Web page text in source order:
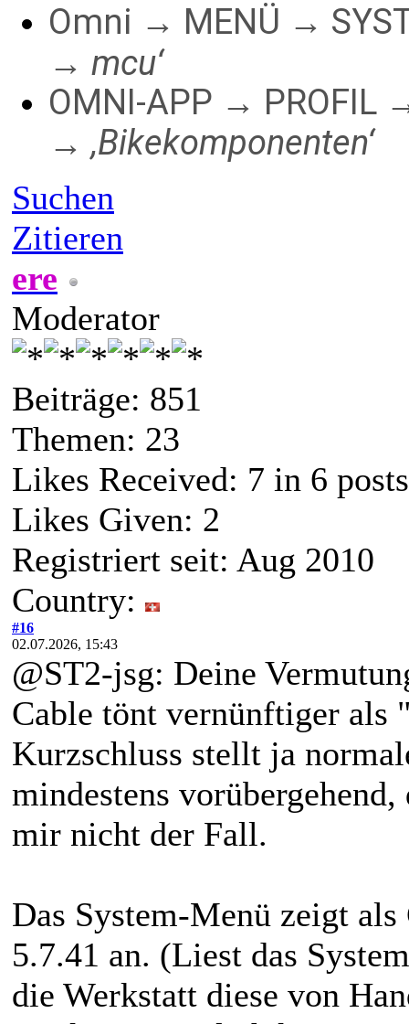
Omni → MENÜ →
→ mcu‘
OMNI-APP → PROFIL
→ ,Bikekomponenten‘
Suchen
Zitieren
ere
Moderator
Beiträge: 851
Themen: 23
Likes Received: 7 in 6 posts
Likes Given: 2
Registriert seit: Aug 2010
Country:
#16
02.07.2026, 15:43
@ST2-jsg: Deine
Cable tönt vernünftiger als
Kurzschluss stellt ja
mindestens
mir nicht der Fall.
Das System-Menü zeigt
5.7.41 an. (Liest das
die Werkstatt diese von